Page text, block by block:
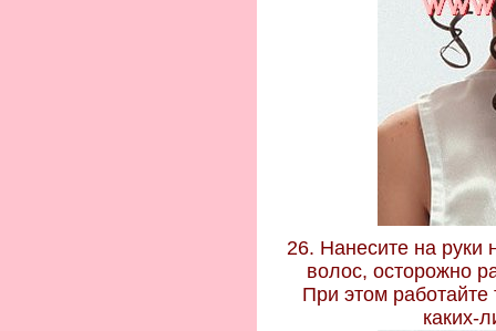
26. Нанесите на руки
волос, осторожно
При этом работайте
каких-